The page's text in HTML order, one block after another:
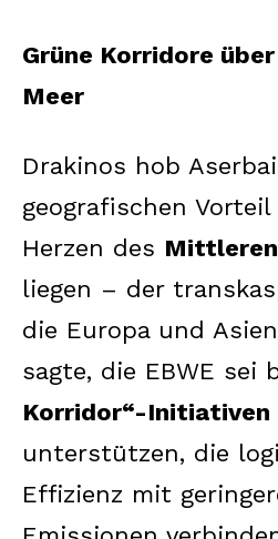
Grüne Korridore
Meer
Drakinos hob
geografischen Vorteil
Herzen des
liegen – der
die Europa und
sagte, die EBWE sei
Korridor“-Initiativen
unterstützen, die
Effizienz mit